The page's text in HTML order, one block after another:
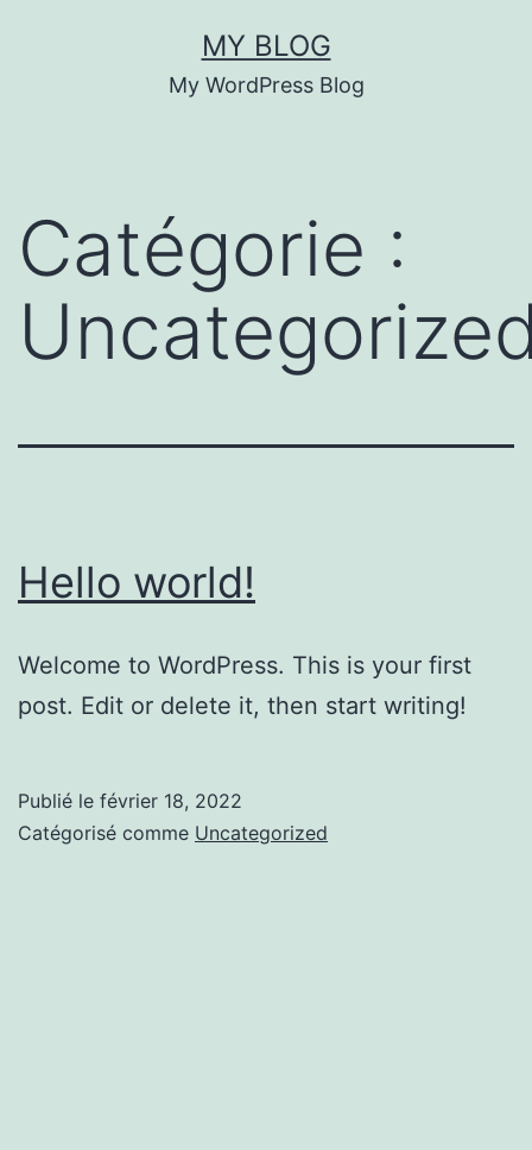
MY BLOG
My WordPress Blog
Catégorie :
Hello world!
Welcome to WordPress. This is your first
post. Edit or delete it, then start writing!
Publié le février 18, 2022
Catégorisé comme Uncategorized